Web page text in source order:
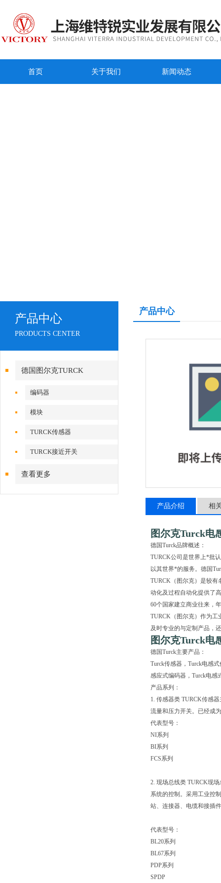
首页 关于我们 新闻动态
产品中心
PRODUCTS CENTER
德国图尔克TURCK
编码器
模块
TURCK传感器
TURCK接近开关
查看更多
产品中心
产品介绍 相
图尔克Turck电
德国Turck品牌概述：
TURCK公司是世界上*批
以其世界*的服务。德国
TURCK（图尔克）是较有
动化及过程自动化提供了
60个国家建立商业往来，
TURCK（图尔克）作为工
及时专业的与定制产品，
图尔克Turck电
德国Turck主要产品：
Turck传感器，Turck电感
感应式编码器，Turck电感
产品系列：
1. 传感器类 TURCK传感
流量和压力开关。已经成
代表型号：
NI系列
BI系列
FCS系列
2. 现场总线类 TURCK现
系统的控制。采用工业控
站、连接器、电缆和接插
代表型号：
BL20系列
BL67系列
PDP系列
SPDP